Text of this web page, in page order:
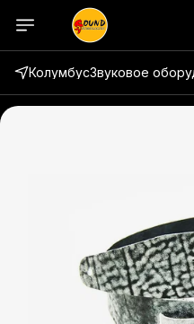
КолумбусЗвуковое